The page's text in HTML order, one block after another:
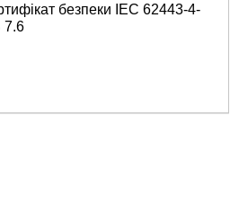
безпеки IEC 62443-4-
7.6